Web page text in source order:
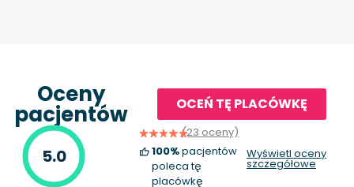
Oceny
pacjentów OCEŃ TĘ PLACÓWKĘ
5.0
(23 oceny)
100%pacjentów
poleca tę
placówkę
Wyświetl oceny
szczegółowe